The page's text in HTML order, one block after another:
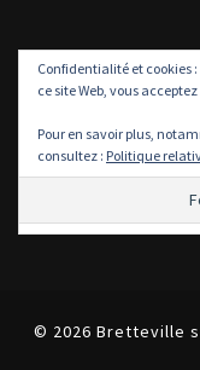
Confidentialité et cookies
ce site Web, vous
Pour en savoir plus,
consultez : Politique
© 2026 Bretteville